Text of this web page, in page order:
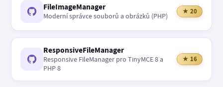
FileImageManager
Moderní správce souborů a obrázků (PHP)
★ 20
ResponsiveFileManager
Responsive FileManager pro TinyMCE 8 a
PHP 8
★ 16